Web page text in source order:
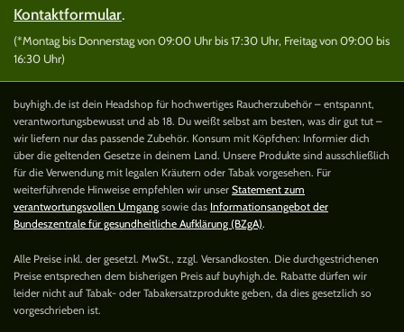
Kontaktformular.
(*Montag bis Donnerstag von 09:00 Uhr bis 17:30 Uhr, Freitag von 09:00 bis
16:30 Uhr)
buyhigh.de ist dein Headshop für hochwertiges Raucherzubehör – entspannt,
verantwortungsbewusst und ab 18. Du weißt selbst am besten, was dir gut tut –
wir liefern nur das passende Zubehör. Konsum mit Köpfchen: Informier dich
über die geltenden Gesetze in deinem Land. Unsere Produkte sind ausschließlich
für die Verwendung mit legalen Kräutern oder Tabak vorgesehen. Für
weiterführende Hinweise empfehlen wir unser Statement zum
verantwortungsvollen Umgang sowie das Informationsangebot der
Bundeszentrale für gesundheitliche Aufklärung (BZgA).
Alle Preise inkl. der gesetzl. MwSt., zzgl. Versandkosten. Die durchgestrichenen
Preise entsprechen dem bisherigen Preis auf buyhigh.de. Rabatte dürfen wir
leider nicht auf Tabak- oder Tabakersatzprodukte geben, da dies gesetzlich so
vorgeschrieben ist.